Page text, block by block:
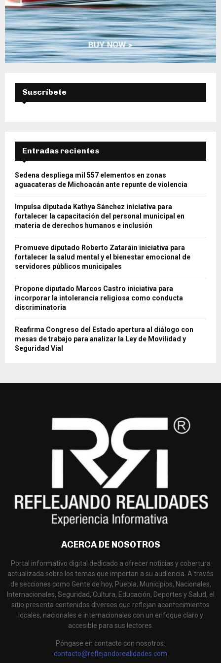
Suscríbete
Entradas recientes
Sedena despliega mil 557 elementos en zonas
aguacateras de Michoacán ante repunte de violencia
Impulsa diputada Kathya Sánchez iniciativa para
fortalecer la capacitación del personal municipal en
materia de derechos humanos e inclusión
Promueve diputado Roberto Zataráin iniciativa para
fortalecer la salud mental y el bienestar emocional de
servidores públicos municipales
Propone diputado Marcos Castro iniciativa para
incorporar la intolerancia religiosa como conducta
discriminatoria
Reafirma Congreso del Estado apertura al diálogo con
mesas de trabajo para analizar la Ley de Movilidad y
Seguridad Vial
ACERCA DE NOSOTROS
Portal informativo digital dedicado a ofrecer noticias y cobertura
actualizada sobre los temas que importan a su audiencia. A través
de secciones como Gente de hoy, Puebla, Municipios, Nacionales,
Internacionales, Seguridad, Cultura, Educación, Deportes y Salud, el
sitio presenta contenidos diversos que reflejan acontecimientos
locales, nacionales e internacionales con un enfoque claro y
accesible para sus lectores.
Póngase en contacto con nosotros:
contacto@reflejandorealidades.com